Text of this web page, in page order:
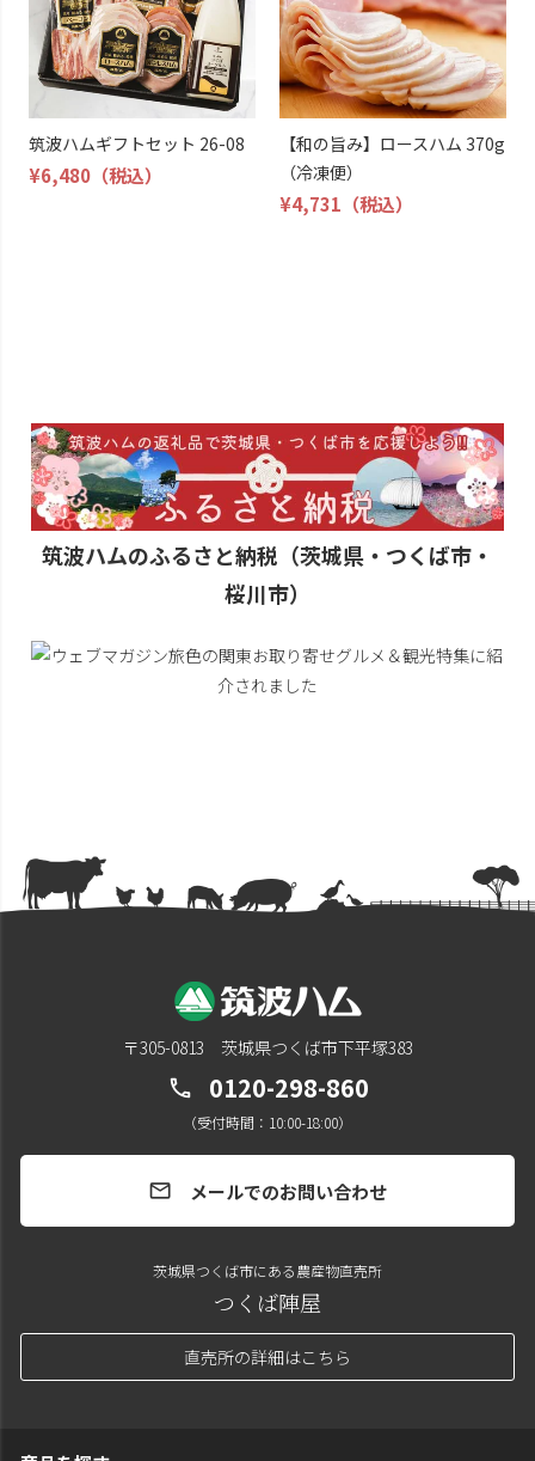
筑波ハムギフトセット 26-08
¥6,480 （税込）
【和の旨み】ロースハム 370g
（冷凍便）
¥4,731 （税込）
筑波ハムのふるさと納税（茨城県・つくば市・
桜川市）
〒305-0813 茨城県つくば市下平塚383
call 0120-298-860
（受付時間：10:00-18:00）
mail メールでのお問い合わせ
茨城県つくば市にある農産物直売所
つくば陣屋
直売所の詳細はこちら